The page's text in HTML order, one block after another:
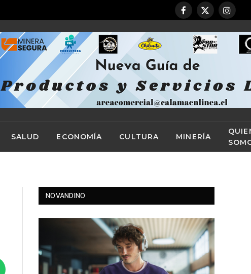
Facebook
X
SALUD ECONOMÍA CULTURA MINERÍA
NOVANDINO